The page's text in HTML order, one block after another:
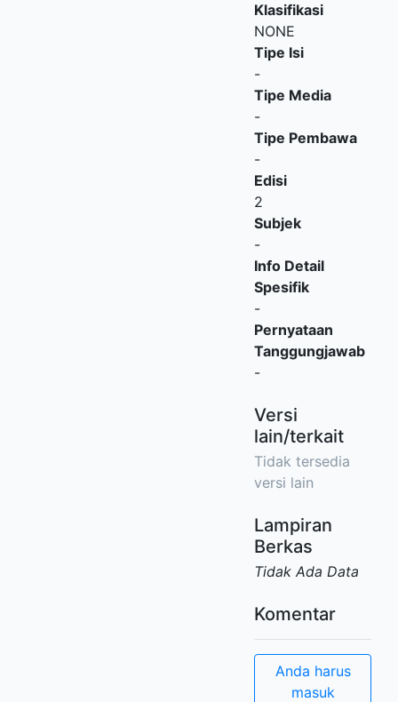
Klasifikasi
NONE
Tipe Isi
-
Tipe Media
-
Tipe Pembawa
-
Edisi
2
Subjek
-
Info Detail
Spesifik
-
Pernyataan
Tanggungjawab
-
Versi
lain/terkait
Tidak tersedia
versi lain
Lampiran
Berkas
Tidak Ada Data
Komentar
Anda harus
masuk